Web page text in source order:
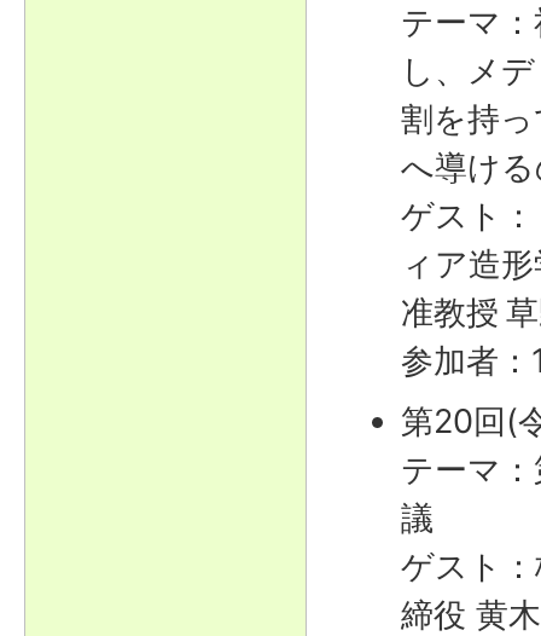
テーマ
し、メ
割を持
へ導け
ゲスト：
ィア造
准教授
参加者：
第20回(
テーマ
議
ゲスト
締役 黄